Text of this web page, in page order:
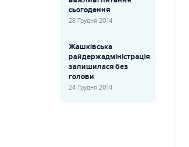
сьогодення
28 Грудня 2014
Жашківська
райдержадміністрація
залишилася без
голови
24 Грудня 2014